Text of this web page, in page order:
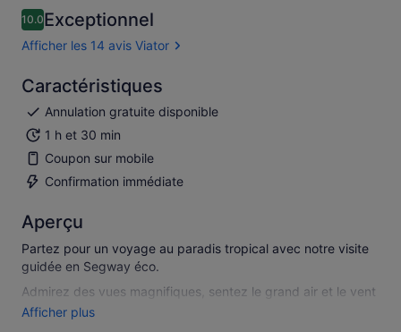
10.010.0 sur 10
Exceptionnel
Afficher les 14 avis Viator
Caractéristiques
Annulation gratuite disponible
1 h et 30 min
Coupon sur mobile
Confirmation immédiate
Aperçu
Partez pour un voyage au paradis tropical avec notre visite
guidée en Segway éco.
Admirez des vues magnifiques, sentez le grand air et le vent
qui souffle sur votre visage pendant que vous glissez
Afficher plus